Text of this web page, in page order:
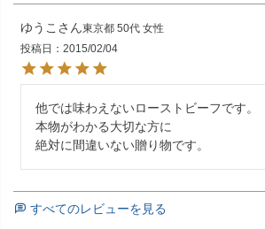
ゆうこ 東京都 50代 女性
投稿日
2015/02/04
他では味わえないローストビーフです。
本物がわかる大切な方に
絶対に間違いない贈り物です。
すべてのレビューを見る